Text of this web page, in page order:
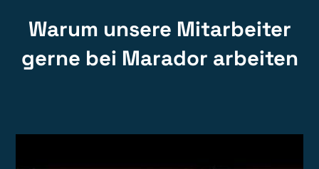
Warum unsere Mitarbeiter
gerne bei Marador arbeiten